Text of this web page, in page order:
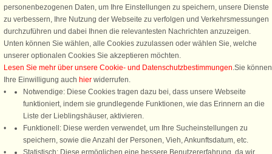
Erhalten Sie einen Willkommensgutschein von 25 €für Ihren nächsten
Ferienhausurlaub - melden Sie sich einfach für den DanCenter Newsletter
an. Verpassen Sie nie wieder exklusive Angebote, Gewinnspiele und
Urlaubstipps!
Newsletter abonnieren
personenbezogenen Daten, um Ihre Einstellungen zu speichern, unsere Dienste
zu verbessern, Ihre Nutzung der Webseite zu verfolgen und Verkehrsmessungen
durchzuführen und dabei Ihnen die relevantesten Nachrichten anzuzeigen.
Unten können Sie wählen, alle Cookies zuzulassen oder wählen Sie, welche
unserer optionalen Cookies Sie akzeptieren möchten.
Lesen Sie mehr über unsere Cookie- und Datenschutzbestimmungen.Sie können
Ihre Einwilligung auch hier widerrufen.
Notwendige: Diese Cookies tragen dazu bei, dass unsere Webseite
funktioniert, indem sie grundlegende Funktionen, wie das Erinnern an die
Liste der Lieblingshäuser, aktivieren.
Funktionell: Diese werden verwendet, um Ihre Sucheinstellungen zu
speichern, sowie die Anzahl der Personen, Vieh, Ankunftsdatum, etc.
Statistisch: Diese ermöglichen eine bessere Benutzererfahrung, da wir